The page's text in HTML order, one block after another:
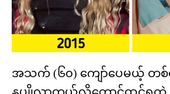
အသက် (၆၀) ကျော်ပေမယ့် တစ်န